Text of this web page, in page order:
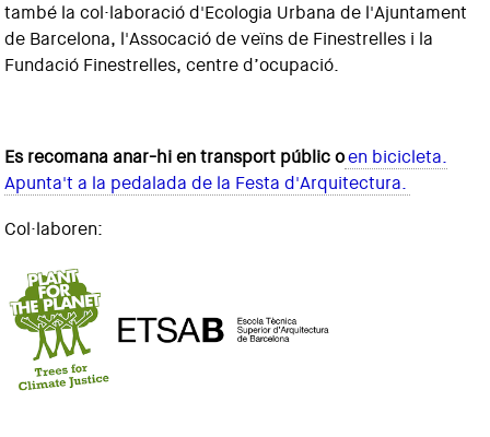
també la col·laboració d'Ecologia Urbana de l'Ajuntament
de Barcelona, l'Assocació de veïns de Finestrelles i la
Fundació Finestrelles, centre d’ocupació.
Es recomana anar-hi en transport públic oen bicicleta.
Apunta't a la pedalada de la Festa d'Arquitectura.
Col·laboren: